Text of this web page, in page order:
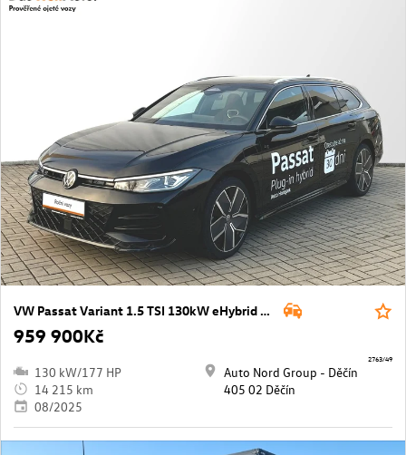
VW Passat Variant 1.5 TSI 130kW eHybrid DSG R-Line People
959 900Kč
130 kW/177 HP
14 215 km
08/2025
Auto Nord Group - Děčín
405 02 Děčín
2763/49